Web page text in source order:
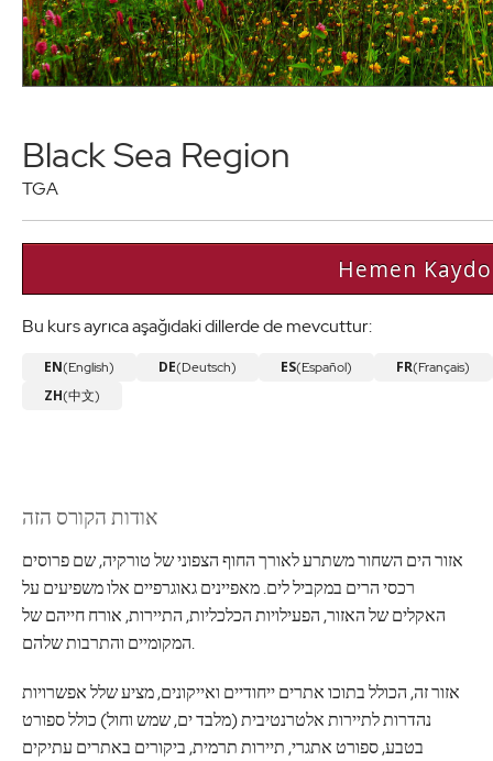
Black Sea Region
TGA
Hemen
Bu kurs ayrıca aşağıdaki dillerde de mevcuttur:
EN(English) DE(Deutsch) ES(Español) FR(Français)
ZH(中文)
אודות הקורס הזה
אזור הים השחור משתרע לאורך החוף הצפוני של טורקיה, שם פרוסים
רכסי הרים במקביל לים. מאפיינים גאוגרפיים אלו משפיעים על
האקלים של האזור, הפעילויות הכלכליות, התיירות, אורח חייהם של
המקומיים והתרבות שלהם.
אזור זה, הכולל בתוכו אתרים ייחודיים ואייקונים, מציע שלל אפשרויות
נהדרות לתיירות אלטרנטיבית (מלבד ים, שמש וחול) כולל ספורט
בטבע, ספורט אתגרי, תיירות תרמית, ביקורים באתרים עתיקים